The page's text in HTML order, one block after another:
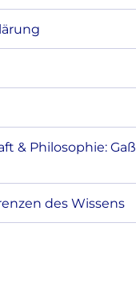
& Philosophie:
des Wissens